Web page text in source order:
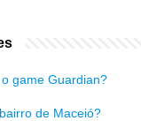
game Guardian?
de Maceió?